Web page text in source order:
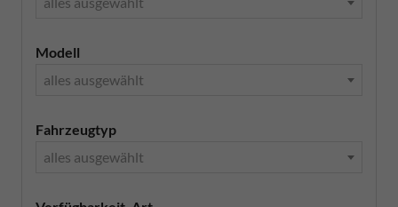
Modell
alles ausgewählt
Fahrzeugtyp
alles ausgewählt